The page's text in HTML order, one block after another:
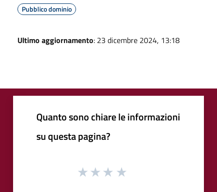
Pubblico dominio
Ultimo aggiornamento: 23 dicembre 2024, 13:18
Quanto sono chiare le informazioni
su questa pagina?